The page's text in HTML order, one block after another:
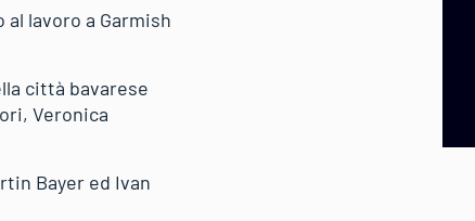
lavoro a Garmish
città bavarese
Veronica
Bayer ed Ivan